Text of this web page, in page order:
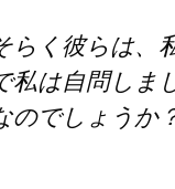
らく彼らは
私は自問しま
のでしょうか